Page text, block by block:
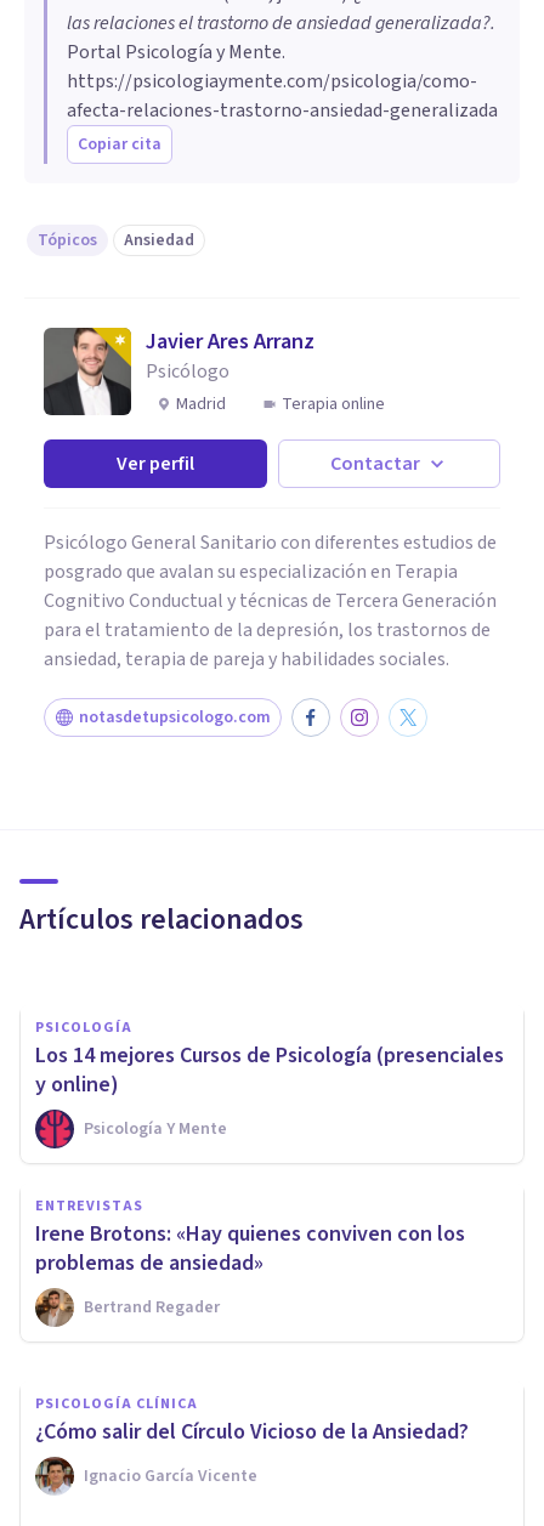
las relaciones el trastorno de ansiedad generalizada?.
Portal Psicología y Mente.
https://psicologiaymente.com/psicologia/como-
afecta-relaciones-trastorno-ansiedad-generalizada
Copiar cita
Tópicos Ansiedad
Javier Ares Arranz
Psicólogo
Madrid Terapia online
Ver perfil Contactar
Psicólogo General Sanitario con diferentes estudios de
posgrado que avalan su especialización en Terapia
Cognitivo Conductual y técnicas de Tercera Generación
para el tratamiento de la depresión, los trastornos de
ansiedad, terapia de pareja y habilidades sociales.
notasdetupsicologo.com
Artículos relacionados
Ansiedad
PSICOLOGÍA
Los 14 mejores Cursos de Psicología (presenciales
y online)
Psicología Y Mente
ENTREVISTAS
Irene Brotons: «Hay quienes conviven con los
problemas de ansiedad»
Bertrand Regader
¿Cómo reconocer los síntomas
de la agorafobia?
Arturo Torres
PSICOLOGÍA CLÍNICA
¿Cómo salir del Círculo Vicioso de la Ansiedad?
Ignacio García Vicente